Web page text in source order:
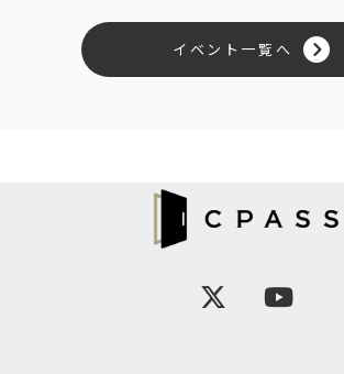
イベント一覧へ